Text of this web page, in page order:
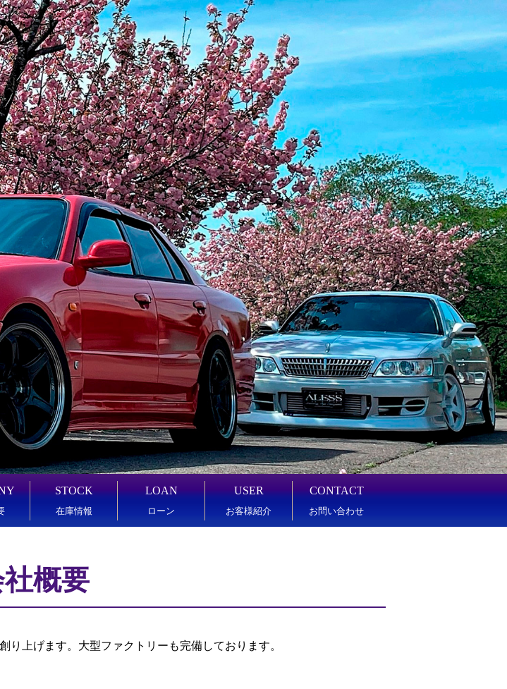
STOCK
在庫情報
LOAN
ローン
USER
お客様紹介
CONTACT
お問い合わせ
概要
り上げます。大型ファクトリーも完備しております。